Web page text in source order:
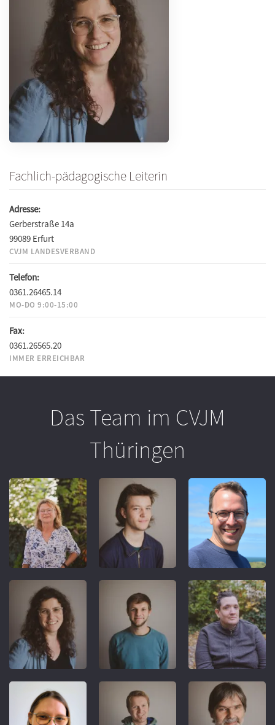
Fachlich-pädagogische Leiterin
Adresse:
Gerberstraße 14a
99089 Erfurt
CVJM LANDESVERBAND
Telefon:
0361.26465.14
MO-DO 9:00-15:00
Fax:
0361.26565.20
IMMER ERREICHBAR
Das Team im CVJM
Thüringen